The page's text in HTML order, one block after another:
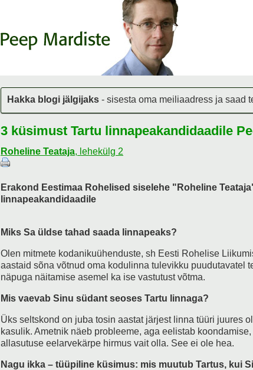
Hakka blogi jälgijaks - sisesta oma meiliaadress ja saad
3 küsimust Tartu linnapeakandidaadile
Roheline Teataja, lehekülg 2
Erakond Eestimaa Rohelised siselehe "Roheline
linnapeakandidaadile
Miks Sa üldse tahad saada linnapeaks?
Olen mitmete kodanikuühenduste, sh Eesti Rohelise
aastaid sõna võtnud oma kodulinna tulevikku puudutavatel
näpuga näitamise asemel ka ise vastutust võtma.
Mis vaevab Sinu südant seoses Tartu linnaga?
Üks seltskond on juba tosin aastat järjest linna tüüri juures
kasulik. Ametnik näeb probleeme, aga eelistab
allasutuse eelarvekärpe hirmus vait olla. See ei ole hea.
Nagu ikka – tüüpiline küsimus: mis muutub Tartus, kui